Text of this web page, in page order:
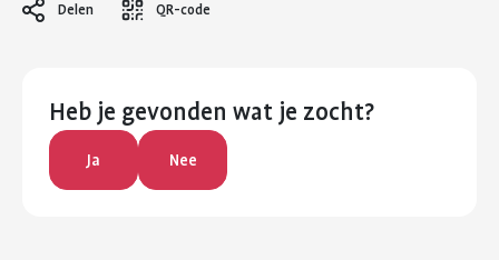
Delen QR-code
Heb je gevonden wat je zocht?
Ja Nee